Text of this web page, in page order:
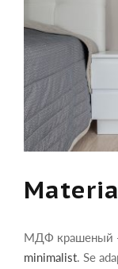
МДФ крашеный
minimalist. Se